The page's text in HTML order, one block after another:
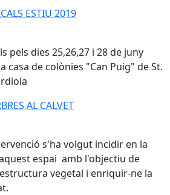
ESTIU 2019
ESTIU 2019
pels dies 25,26,27 i 28 de juny
casa de colònies "Can Puig" de St.
AL CALVET
AL CALVET
s'ha volgut incidir en la
espai amb l'objectiu de
vegetal i enriquir-ne la